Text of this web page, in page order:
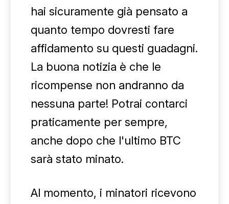
hai sicuramente già pensato a
quanto tempo dovresti fare
affidamento su questi guadagni.
La buona notizia è che le
ricompense non andranno da
nessuna parte! Potrai contarci
praticamente per sempre,
anche dopo che l'ultimo BTC
sarà stato minato.
Al momento, i minatori ricevono